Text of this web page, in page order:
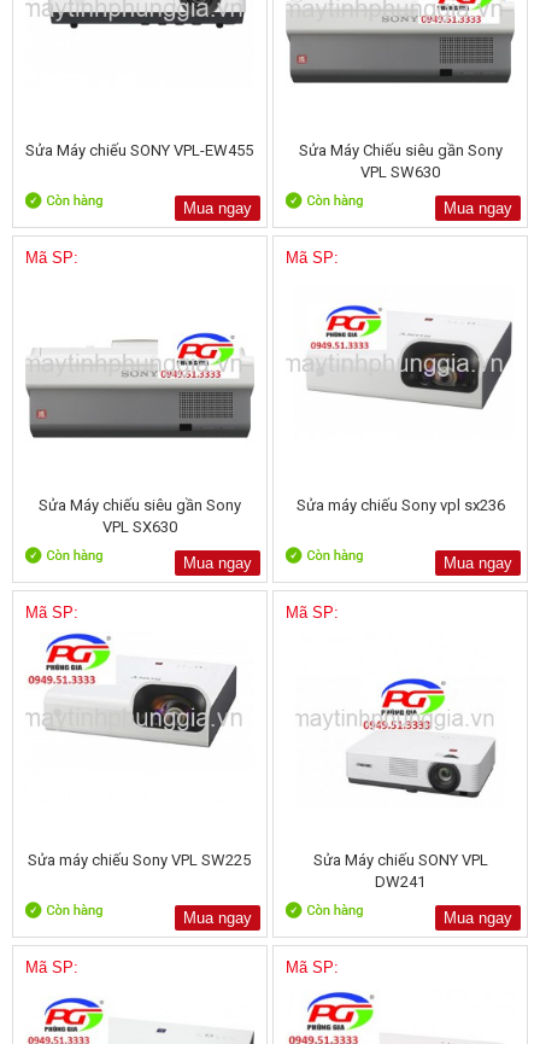
Sửa Máy chiếu SONY VPL-EW455
Mua ngay
Sửa Máy Chiếu siêu gần Sony
VPL SW630
Mua ngay
Mã SP:
Sửa Máy chiếu siêu gần Sony
VPL SX630
Mua ngay
Mã SP:
Sửa máy chiếu Sony vpl sx236
Mua ngay
Mã SP:
Sửa máy chiếu Sony VPL SW225
Mua ngay
Mã SP:
Sửa Máy chiếu SONY VPL
DW241
Mua ngay
Mã SP: Mã SP: